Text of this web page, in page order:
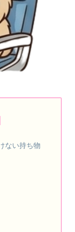
ない持ち物